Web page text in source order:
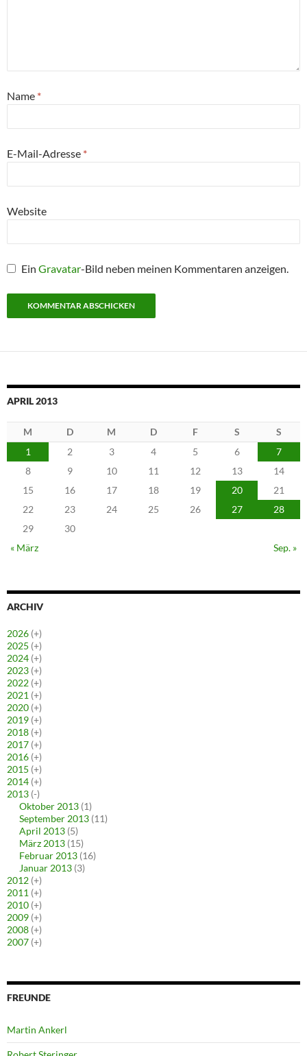
Name *
E-Mail-Adresse *
Website
EinGravatar-Bild neben meinen Kommentaren anzeigen.
APRIL 2013
M D M D F S
S
1
2 3 4 5 6
7
8
9 10 11 12 13
14
15
16 17 18 19 20
21
22
23 24 25 26 27
28
29
30
« März
Sep. »
ARCHIV
2026 (+)
2025 (+)
2024 (+)
2023 (+)
2022 (+)
2021 (+)
2020 (+)
2019 (+)
2018 (+)
2017 (+)
2016 (+)
2015 (+)
2014 (+)
2013 (-)
Oktober 2013 (1)
September 2013 (11)
April 2013 (5)
März 2013 (15)
Februar 2013 (16)
Januar 2013 (3)
2012 (+)
2011 (+)
2010 (+)
2009 (+)
2008 (+)
2007 (+)
FREUNDE
Martin Ankerl